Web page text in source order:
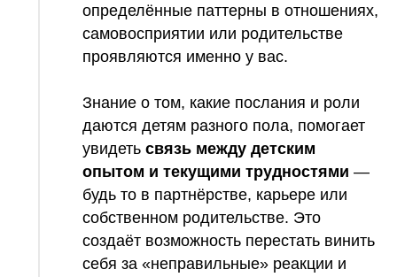
определённые паттерны в отношениях,
самовосприятии или родительстве
проявляются именно у вас.
Знание о том, какие послания и роли
даются детям разного пола, помогает
увидеть связь между детским
опытом и текущими трудностями —
будь то в партнёрстве, карьере или
собственном родительстве. Это
создаёт возможность перестать винить
себя за «неправильные» реакции и